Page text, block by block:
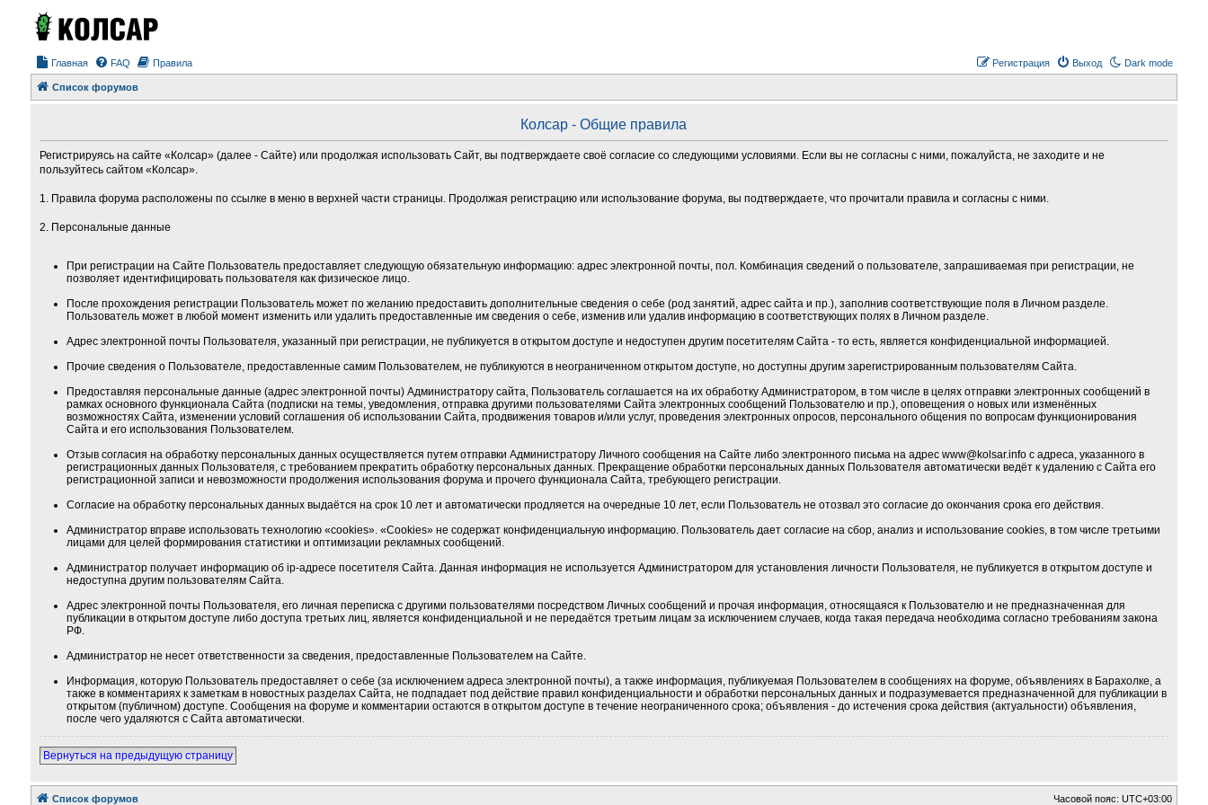
Главная Dark mode
FAQ Правила Выход
Регистрация
Список форумов
Колсар - Общие правила
Регистрируясь на сайте «Колсар» (далее - Сайте) или продолжая использовать Сайт, вы подтверждаете своё согласие со следующими условиями. Если вы не согласны с ними, пожалуйста, не заходите и не
пользуйтесь сайтом «Колсар».
1. Правила форума расположены по ссылке в меню в верхней части страницы. Продолжая регистрацию или использование форума, вы подтверждаете, что прочитали правила и согласны с ними.
2. Персональные данные
При регистрации на Сайте Пользователь предоставляет следующую обязательную информацию: адрес электронной почты, пол. Комбинация сведений о пользователе, запрашиваемая при регистрации, не
позволяет идентифицировать пользователя как физическое лицо.
После прохождения регистрации Пользователь может по желанию предоставить дополнительные сведения о себе (род занятий, адрес сайта и пр.), заполнив соответствующие поля в Личном разделе.
Пользователь может в любой момент изменить или удалить предоставленные им сведения о себе, изменив или удалив информацию в соответствующих полях в Личном разделе.
Адрес электронной почты Пользователя, указанный при регистрации, не публикуется в открытом доступе и недоступен другим посетителям Сайта - то есть, является конфиденциальной информацией.
Прочие сведения о Пользователе, предоставленные самим Пользователем, не публикуются в неограниченном открытом доступе, но доступны другим зарегистрированным пользователям Сайта.
Предоставляя персональные данные (адрес электронной почты) Администратору сайта, Пользователь соглашается на их обработку Администратором, в том числе в целях отправки электронных сообщений в
рамках основного функционала Сайта (подписки на темы, уведомления, отправка другими пользователями Сайта электронных сообщений Пользователю и пр.), оповещения о новых или изменённых
возможностях Сайта, изменении условий соглашения об использовании Сайта, продвижения товаров и/или услуг, проведения электронных опросов, персонального общения по вопросам функционирования
Сайта и его использования Пользователем.
Отзыв согласия на обработку персональных данных осуществляется путем отправки Администратору Личного сообщения на Сайте либо электронного письма на адрес www@kolsar.infoс адреса, указанного в
регистрационных данных Пользователя, с требованием прекратить обработку персональных данных. Прекращение обработки персональных данных Пользователя автоматически ведёт к удалению с Сайта его
регистрационной записи и невозможности продолжения использования форума и прочего функционала Сайта, требующего регистрации.
Согласие на обработку персональных данных выдаётся на срок 10 лет и автоматически продляется на очередные 10 лет, если Пользователь не отозвал это согласие до окончания срока его действия.
Администратор вправе использовать технологию «cookies». «Cookies» не содержат конфиденциальную информацию. Пользователь дает согласие на сбор, анализ и использование cookies, в том числе третьими
лицами для целей формирования статистики и оптимизации рекламных сообщений.
Администратор получает информацию об ip-адресе посетителя Сайта. Данная информация не используется Администратором для установления личности Пользователя, не публикуется в открытом доступе и
недоступна другим пользователям Сайта.
Адрес электронной почты Пользователя, его личная переписка с другими пользователями посредством Личных сообщений и прочая информация, относящаяся к Пользователю и не предназначенная для
публикации в открытом доступе либо доступа третьих лиц, является конфиденциальной и не передаётся третьим лицам за исключением случаев, когда такая передача необходима согласно требованиям закона
РФ.
Администратор не несет ответственности за сведения, предоставленные Пользователем на Сайте.
Информация, которую Пользователь предоставляет о себе (за исключением адреса электронной почты), а также информация, публикуемая Пользователем в сообщениях на форуме, объявлениях в Барахолке, а
также в комментариях к заметкам в новостных разделах Сайта, не подпадает под действие правил конфиденциальности и обработки персональных данных и подразумевается предназначенной для публикации в
открытом (публичном) доступе. Сообщения на форуме и комментарии остаются в открытом доступе в течение неограниченного срока; объявления - до истечения срока действия (актуальности) объявления,
после чего удаляются с Сайта автоматически.
Вернуться на предыдущую страницу
Список форумов Часовой пояс:UTC+03:00